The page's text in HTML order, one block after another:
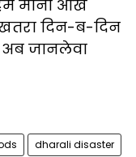
मानो आंखें
दिन-ब-दिन
अब जानलेवा
dharali disaster